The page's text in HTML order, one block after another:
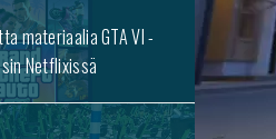
materiaalia GTA VI -
Netflixissä